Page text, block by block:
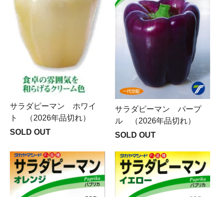
サラダピーマン ホワイ
ト （2026年品切れ）
SOLD OUT
サラダピーマン パープ
ル （2026年品切れ）
SOLD OUT